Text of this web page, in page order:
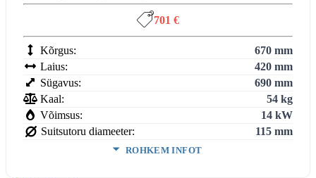
701 €
Kõrgus:
670 mm
Laius:
420 mm
Sügavus:
690 mm
Kaal:
54 kg
Võimsus:
14 kW
Suitsutoru diameeter:
115 mm
ROHKEM INFOT